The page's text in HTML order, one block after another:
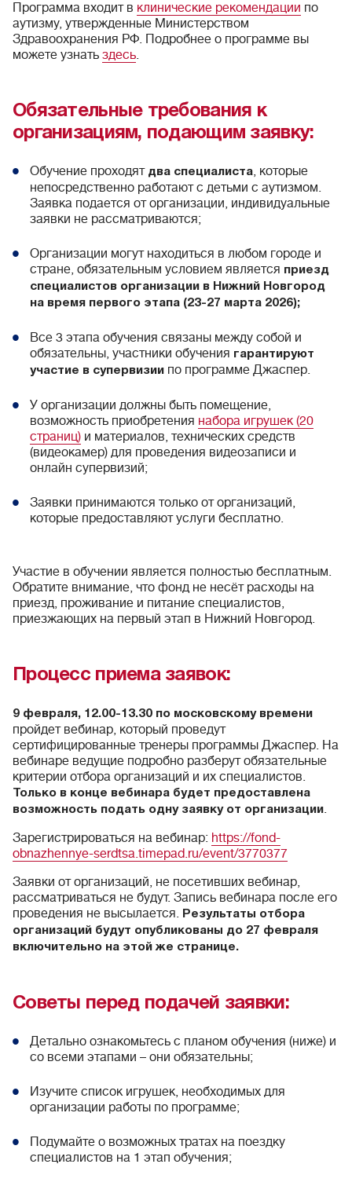
Программа входит в клинические рекомендации по
аутизму, утвержденные Министерством
Здравоохранения РФ. Подробнее о программе вы
можете узнать здесь.
Обязательные требования к
организациям, подающим заявку:
Обучение проходят два специалиста, которые
непосредственно работают с детьми с аутизмом.
Заявка подается от организации, индивидуальные
заявки не рассматриваются;
Организации могут находиться в любом городе и
стране, обязательным условием является приезд
специалистов организации в Нижний Новгород
на время первого этапа (23-27 марта 2026);
Все 3 этапа обучения связаны между собой и
обязательны, участники обучения гарантируют
участие в супервизии по программе Джаспер.
У организации должны быть помещение,
возможность приобретения набора игрушек (20
страниц) и материалов, технических средств
(видеокамер) для проведения видеозаписи и
онлайн супервизий;
Заявки принимаются только от организаций,
которые предоставляют услуги бесплатно.
Участие в обучении является полностью бесплатным.
Обратите внимание, что фонд не несёт расходы на
приезд, проживание и питание специалистов,
приезжающих на первый этап в Нижний Новгород.
Процесс приема заявок:
9 февраля, 12.00-13.30 по московскому времени
пройдет вебинар, который проведут
сертифицированные тренеры программы Джаспер. На
вебинаре ведущие подробно разберут обязательные
критерии отбора организаций и их специалистов.
Только в конце вебинара будет предоставлена
возможность подать одну заявку от организации.
Зарегистрироваться на вебинар: https://fond-
obnazhennye-serdtsa.timepad.ru/event/3770377
Заявки от организаций, не посетивших вебинар,
рассматриваться не будут. Запись вебинара после его
проведения не высылается. Результаты отбора
организаций будут опубликованы до 27 февраля
включительно на этой же странице.
Советы перед подачей заявки:
Детально ознакомьтесь с планом обучения (ниже) и
со всеми этапами – они обязательны;
Изучите список игрушек, необходимых для
организации работы по программе;
Подумайте о возможных тратах на поездку
специалистов на 1 этап обучения;